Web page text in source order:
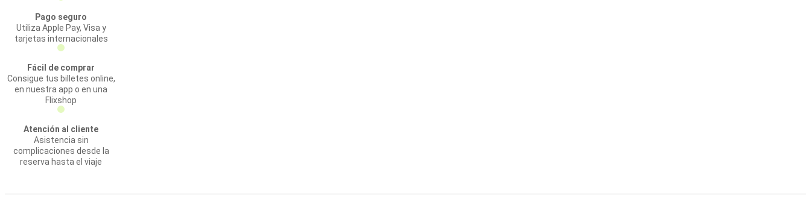
Pago seguro
Utiliza Apple Pay, Visa y
tarjetas internacionales
Fácil de comprar
Consigue tus billetes online,
en nuestra app o en una
Flixshop
Atención al cliente
Asistencia sin
complicaciones desde la
reserva hasta el viaje